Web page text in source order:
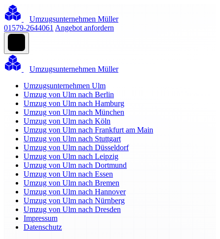
Umzugsunternehmen Müller
01579-2644061 Angebot anfordern
Umzugsunternehmen Müller
Umzugsunternehmen Ulm
Umzug von Ulm nach Berlin
Umzug von Ulm nach Hamburg
Umzug von Ulm nach München
Umzug von Ulm nach Köln
Umzug von Ulm nach Frankfurt am Main
Umzug von Ulm nach Stuttgart
Umzug von Ulm nach Düsseldorf
Umzug von Ulm nach Leipzig
Umzug von Ulm nach Dortmund
Umzug von Ulm nach Essen
Umzug von Ulm nach Bremen
Umzug von Ulm nach Hannover
Umzug von Ulm nach Nürnberg
Umzug von Ulm nach Dresden
Impressum
Datenschutz